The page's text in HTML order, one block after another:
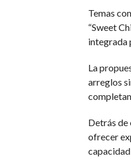
Temas
“Sweet
integrada
La
arreglos
Detrás de
ofrecer